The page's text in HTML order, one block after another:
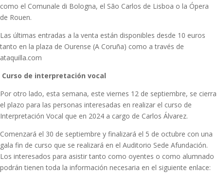
como el Comunale di Bologna, el São Carlos de Lisboa o la Ópera
de Rouen.
Las últimas entradas a la venta están disponibles desde 10 euros
tanto en la plaza de Ourense (A Coruña) como a través de
ataquilla.com
Curso de interpretación vocal
Por otro lado, esta semana, este viernes 12 de septiembre, se cierra
el plazo para las personas interesadas en realizar el curso de
Interpretación Vocal que en 2024 a cargo de Carlos Álvarez.
Comenzará el 30 de septiembre y finalizará el 5 de octubre con una
gala fin de curso que se realizará en el Auditorio Sede Afundación.
Los interesados para asistir tanto como oyentes o como alumnado
podrán tienen toda la información necesaria en el siguiente enlace: